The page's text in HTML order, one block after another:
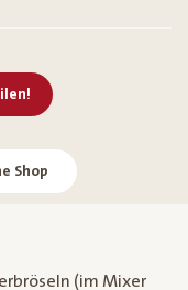
Shop
(im Mixer